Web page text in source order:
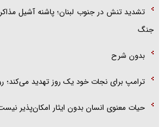
تشدید تنش در جنوب لبنان؛ پاشنه آشیل
جنگ
بدون شرح
ترامپ برای نجات خود یک روز تهدید می‌کند؛
حیات معنوی انسان بدون ایثار امکان‌پذیر